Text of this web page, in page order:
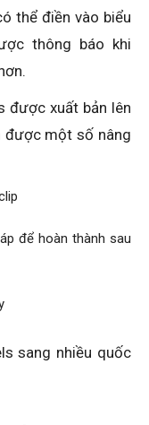
thể điền vào biểu
thông báo khi
được xuất bản lên
được một số nâng
để hoàn thành sau
sang nhiều quốc